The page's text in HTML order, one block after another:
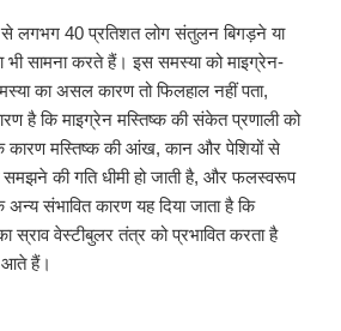
से लगभग 40 प्रतिशत लोग संतुलन बिगड़ने या
सामना करते हैं। इस समस्या को माइग्रेन-
का असल कारण तो फिलहाल नहीं पता,
है कि माइग्रेन मस्तिष्क की संकेत प्रणाली को
कारण मस्तिष्क की आंख, कान और पेशियों से
की गति धीमी हो जाती है, और फलस्वरूप
संभावित कारण यह दिया जाता है कि
स्राव वेस्टीबुलर तंत्र को प्रभावित करता है
हैं।